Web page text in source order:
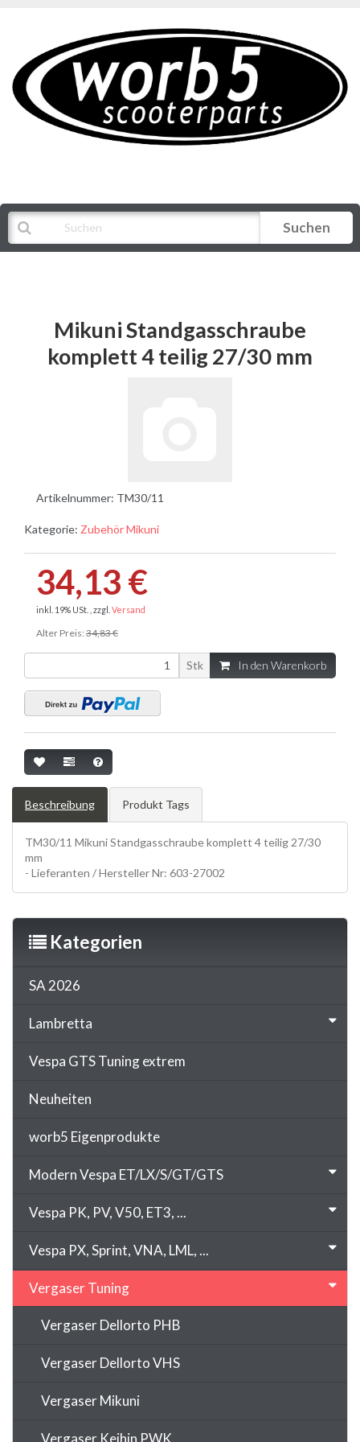
Suchen
Mikuni Standgasschraube
komplett 4 teilig 27/30 mm
Artikelnummer: TM30/11
Kategorie: Zubehör Mikuni
34,13 €
inkl. 19% USt. , zzgl. Versand
Alter Preis: 34,83 €
Stk In den Warenkorb
Beschreibung Produkt Tags
TM30/11 Mikuni Standgasschraube komplett 4 teilig 27/30
mm
- Lieferanten / Hersteller Nr: 603-27002
Kategorien
SA 2026
Lambretta
Vespa GTS Tuning extrem
Neuheiten
worb5 Eigenprodukte
Modern Vespa ET/LX/S/GT/GTS
Vespa PK, PV, V50, ET3, ...
Vespa PX, Sprint, VNA, LML, ...
Vergaser Tuning
Vergaser Dellorto PHB
Vergaser Dellorto VHS
Vergaser Mikuni
Vergaser Keihin PWK